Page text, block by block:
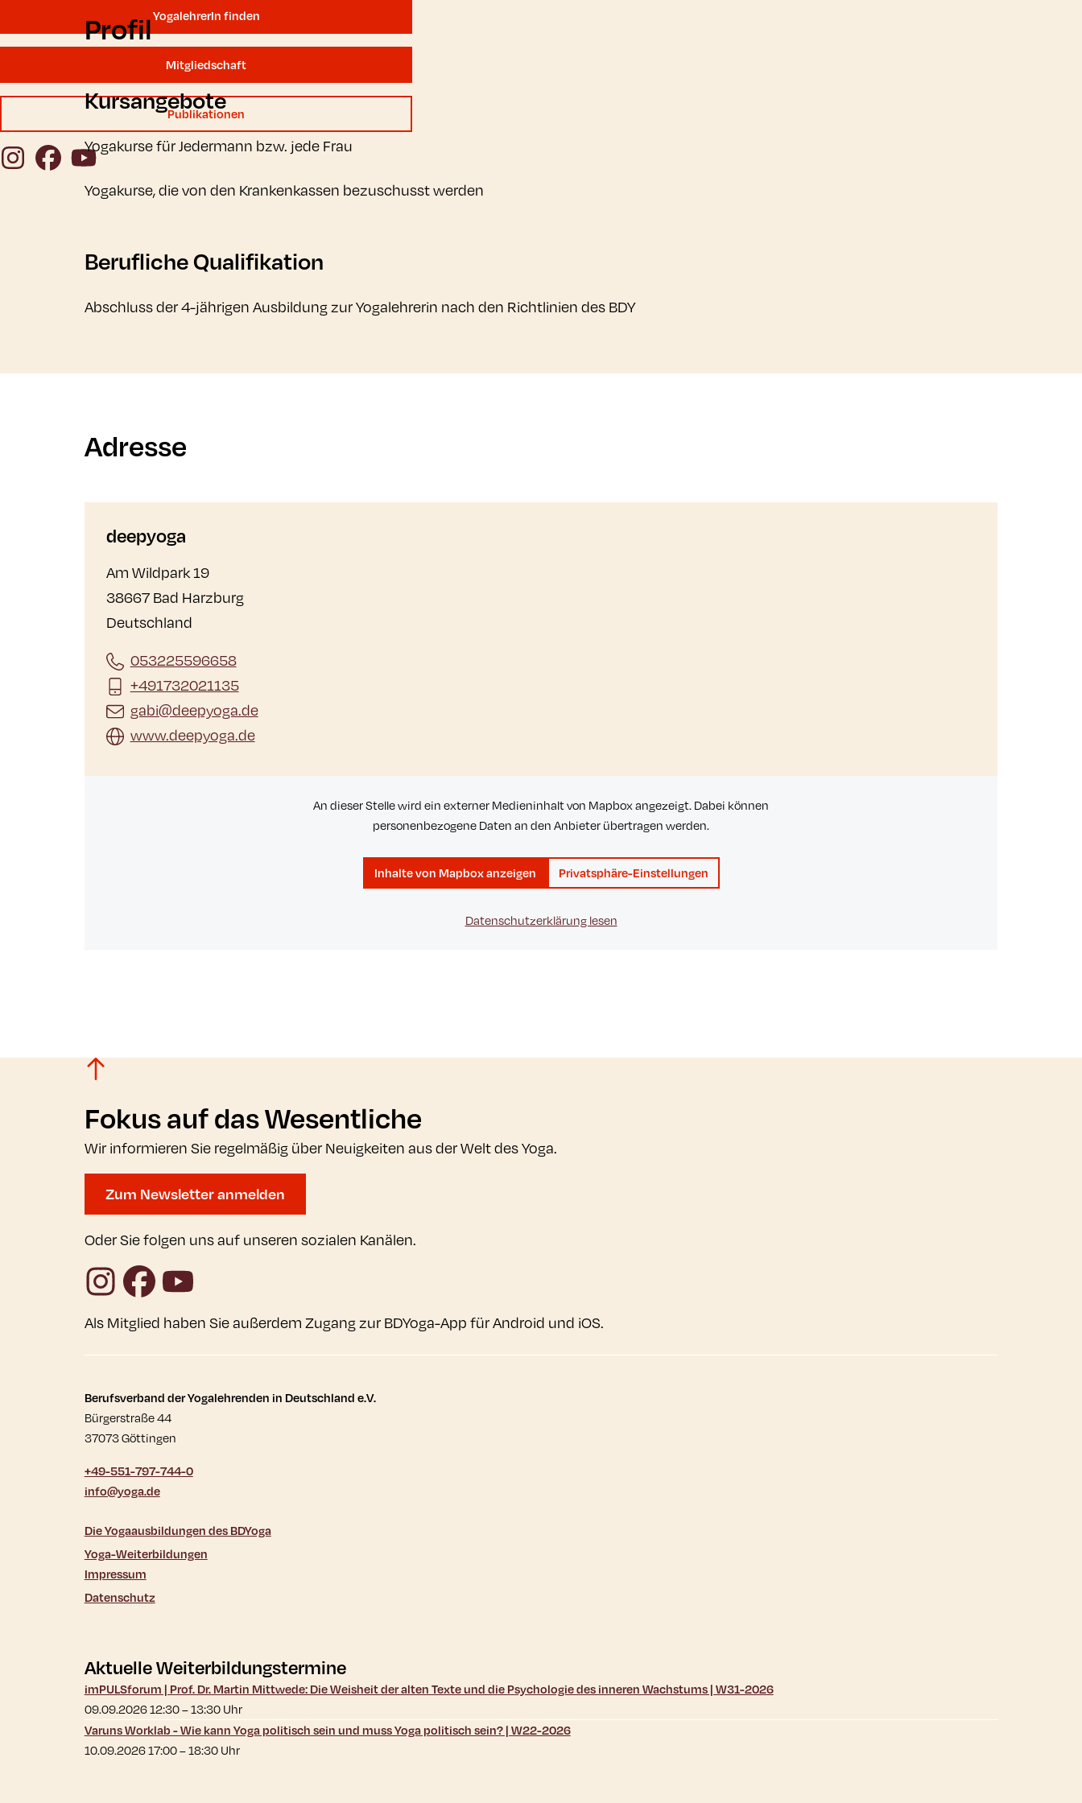
YogalehrerIn finden
Mitgliedschaft
Publikationen
InstagramFacebookYouTube
Profil
Kursangebote
Yogakurse für Jedermann bzw. jede Frau
Yogakurse, die von den Krankenkassen bezuschusst werden
Berufliche Qualifikation
Abschluss der 4-jährigen Ausbildung zur Yogalehrerin nach den Richtlinien des BDY
Adresse
deepyoga
Am Wildpark 19
38667 Bad Harzburg
Deutschland
053225596658
+491732021135
gabi@deepyoga.de
www.deepyoga.de
An dieser Stelle wird ein externer Medieninhalt von Mapbox angezeigt. Dabei können
personenbezogene Daten an den Anbieter übertragen werden.
Inhalte von Mapbox anzeigen Privatsphäre-Einstellungen
Datenschutzerklärung lesen
Fokus auf das Wesentliche
Wir informieren Sie regelmäßig über Neuigkeiten aus der Welt des Yoga.
Zum Newsletter anmelden
Oder Sie folgen uns auf unseren sozialen Kanälen.
InstagramFacebook
YouTube
Als Mitglied haben Sie außerdem Zugang zur BDYoga-App für Android und iOS.
Kontaktdaten und weitere Links
Berufsverband der Yogalehrenden in Deutschland e.V.
Bürgerstraße 44
37073 Göttingen
+49-551-797-744-0
info@yoga.de
Die Yogaausbildungen des BDYoga
Yoga-Weiterbildungen
Impressum
Datenschutz
Aktuelle Weiterbildungstermine
imPULSforum | Prof. Dr. Martin Mittwede: Die Weisheit der alten Texte und die Psychologie des inneren Wachstums | W31-2026
09.09.2026 12:30–13:30Uhr
Varuns Worklab - Wie kann Yoga politisch sein und muss Yoga politisch sein? | W22-2026
10.09.2026 17:00–18:30Uhr